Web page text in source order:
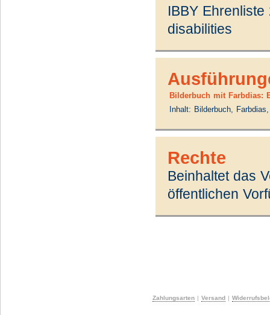
IBBY
disabilities
Bilderbuch mit Farbdias:
Inhalt: Bilderbuch,
Rechte
Beinhaltet das
öffentlichen
Zahlungsarten | Versand |